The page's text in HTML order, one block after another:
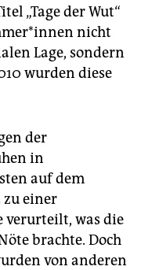
„Tage der Wut“
nicht
Lage, sondern
wurden diese
der
in
auf dem
zu einer
was die
brachte. Doch
von anderen